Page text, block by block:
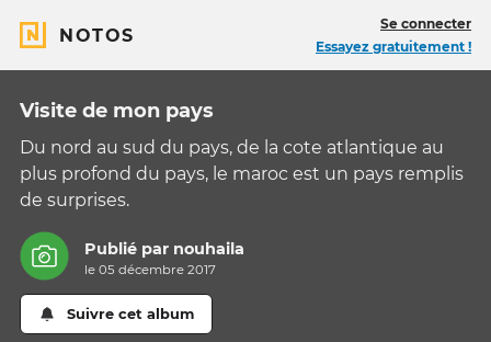
NOTOS
Se connecter
Essayez gratuitement !
Visite de mon pays
Du nord au sud du pays, de la cote atlantique au
plus profond du pays, le maroc est un pays remplis
de surprises.
Publié par nouhaila
le 05 décembre 2017
Suivre cet album